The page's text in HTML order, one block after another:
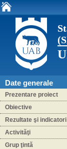
Date generale
Prezentare proiect
Obiective
Rezultate şi indicatori
Activităţi
Grup ţintă